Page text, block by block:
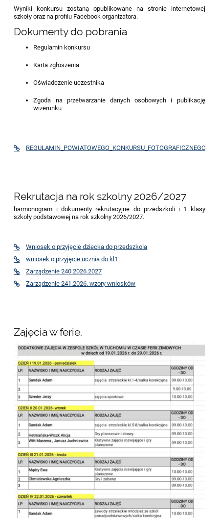
Wyniki konkursu zostaną opublikowane na stronie internetowej
szkoły oraz na profilu Facebook organizatora.
Dokumenty do pobrania
Regulamin konkursu
Karta zgłoszenia
Oświadczenie uczestnika
Zgoda na przetwarzanie danych osobowych i publikację
wizerunku
Rekrutacja na rok szkolny 2026/2027
harmonogram i dokumenty rekrutacyjne do przedszkoli i 1 klasy
szkoły podstawowej na rok szkolny 2026/2027.
Wniosek o przyjęcie dziecka do przedszkola
wniosek o przyjęcie ucznia do kl1
Zarządzenie 240.2026.2027
Zarządzenie 241.2026. wzory wniosków
Zajęcia w ferie.